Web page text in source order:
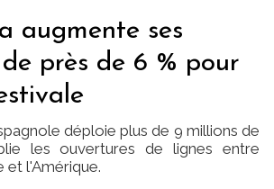
augmente ses
près de 6 % pour
déploie plus de 9 millions de
les ouvertures de lignes entre
et l'Amérique.